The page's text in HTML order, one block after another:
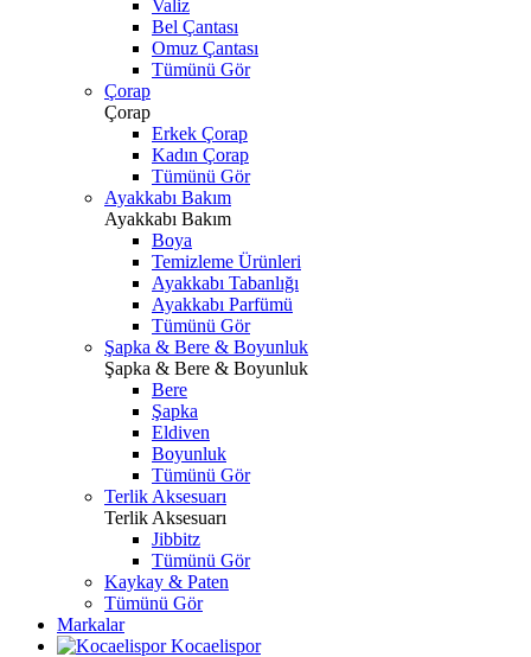
Valiz
Bel Çantası
Omuz Çantası
Tümünü Gör
Çorap
Çorap
Erkek Çorap
Kadın Çorap
Tümünü Gör
Ayakkabı Bakım
Ayakkabı Bakım
Boya
Temizleme Ürünleri
Ayakkabı Tabanlığı
Ayakkabı Parfümü
Tümünü Gör
Şapka & Bere & Boyunluk
Şapka & Bere & Boyunluk
Bere
Şapka
Eldiven
Boyunluk
Tümünü Gör
Terlik Aksesuarı
Terlik Aksesuarı
Jibbitz
Tümünü Gör
Kaykay & Paten
Tümünü Gör
Markalar
Kocaelispor